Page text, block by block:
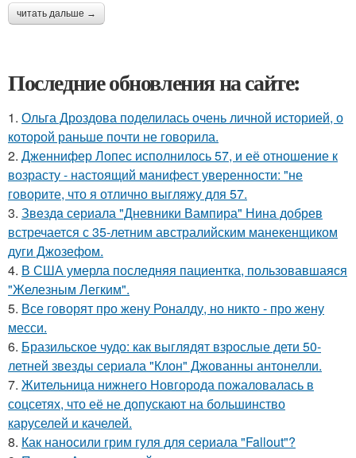
читать дальше →
Последние обновления на сайте:
1. Ольга Дроздова поделилась очень личной историей, о
которой раньше почти не говорила.
2. Дженнифер Лопес исполнилось 57, и её отношение к
возрасту - настоящий манифест уверенности: "не
говорите, что я отлично выгляжу для 57.
3. Звeздa сериала "Дневники Вампира" Нина добрев
встречается с 35-летним австралийским манекенщиком
дуги Джозефом.
4. В США умерла последняя пациентка, пользовавшаяся
"Железным Легким".
5. Все говорят про жену Роналду, но никто - про жену
месси.
6. Бразильское чудо: как выглядят взрослые дети 50-
летней звезды сериала "Клон" Джованны антонелли.
7. Жительница нижнего Новгорода пожаловалась в
соцсетях, что её не допускают на большинство
каруселей и качелей.
8. Как наносили грим гуля для сериала "Fallout"?